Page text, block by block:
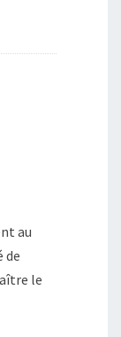
au
de
le